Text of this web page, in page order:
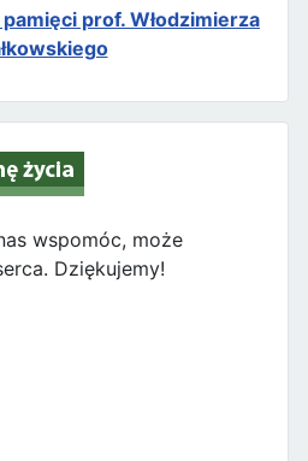
prof. Włodzimierza
wspomóc, może
Dziękujemy!